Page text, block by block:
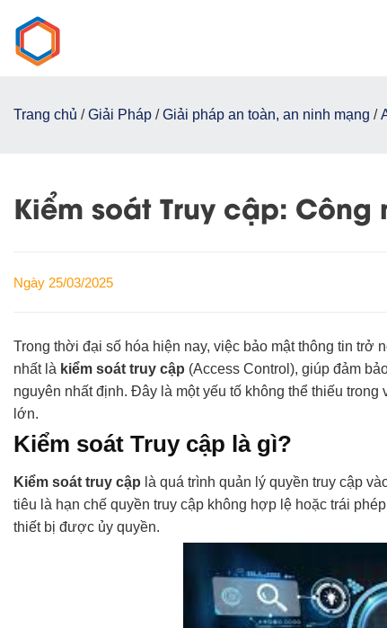
đến
nội
Trang chủ /Giải Pháp /Giải pháp an toàn, an ninh mạng /
Kiểm soát Truy cập:
Ngày 25/03/2025
Trong thời đại số hóa hiện nay, việc bảo mật thông tin trở
nhất là kiểm soát truy cập (Access Control), giúp đảm
nguyên nhất định. Đây là một yếu tố không thể thiếu
lớn.
Kiểm soát Truy cập là gì?
Kiểm soát truy cập là quá trình quản lý quyền truy cập
tiêu là hạn chế quyền truy cập không hợp lệ hoặc trái
thiết bị được ủy quyền.